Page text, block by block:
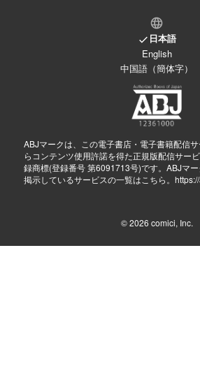
日本語
English
中国語（簡体字）
ABJマークは、この電子書店・電子書籍配信
らコンテンツ使用許諾を得た正規版配信サー
録商標(登録番号 第6091713号)です。ABJマ
掲示しているサービスの一覧はこちら。
© 2026 comici, Inc.